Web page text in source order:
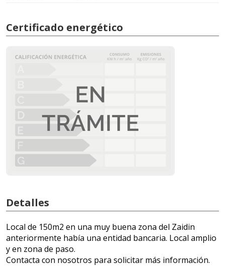
Certificado energético
Detalles
Local de 150m2 en una muy buena zona del Zaidin
anteriormente había una entidad bancaria. Local amplio
y en zona de paso.
Contacta con nosotros para solicitar más información.